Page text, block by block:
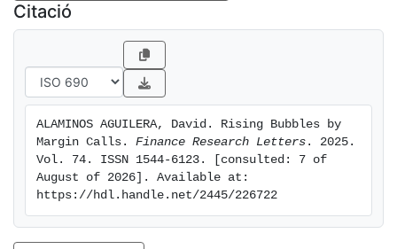
Citació
ALAMINOS AGUILERA, David. Rising Bubbles by
Margin Calls. Finance Research Letters . 2025.
Vol. 74. ISSN 1544-6123. [consulted: 7 of
August of 2026]. Available at:
https://hdl.handle.net/2445/226722